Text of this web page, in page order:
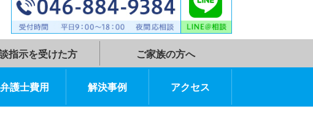
理由 弁護士費用 解決事例 アクセス